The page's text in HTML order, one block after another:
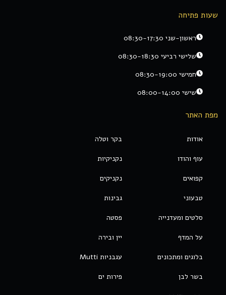
שעות פתיחה
ראשון-שני 08:30-17:30
שלישי רביעי 08:30-18:30
חמישי 08:30-19:00
שישי 08:00-14:00
מפת האתר
אודות בקר וטלה
עוף והודו נקניקיות
קפואים נקניקים
טבעוני גבינות
סלטים ומעדנייה פסטה
על המדף יין ובירה
בלוגים ומתכונים עגבניות Mutti
בשר לבן פירות ים